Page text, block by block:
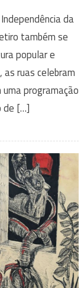
da
também se
popular e
ruas celebram
programação
de […]